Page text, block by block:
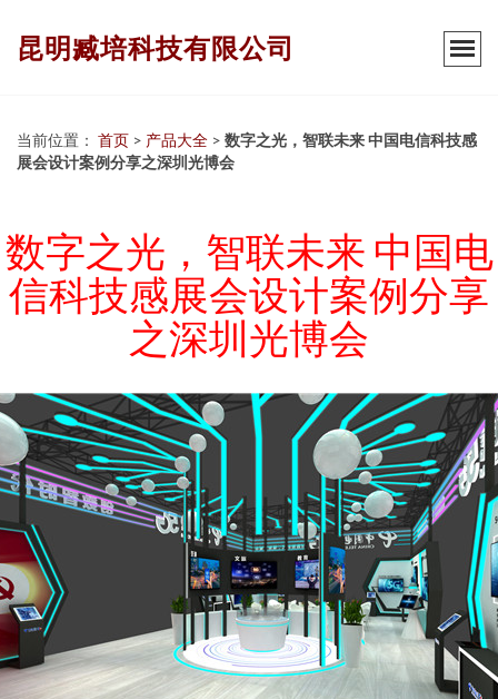
昆明臧培科技有限公司
当前位置： 首页 > 产品大全 > 数字之光，智联未来 中国电信科技感
展会设计案例分享之深圳光博会
数字之光，智联未来 中国电
信科技感展会设计案例分享
之深圳光博会